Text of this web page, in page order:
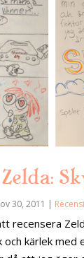
30, 2011 |
recensera
och kärlek